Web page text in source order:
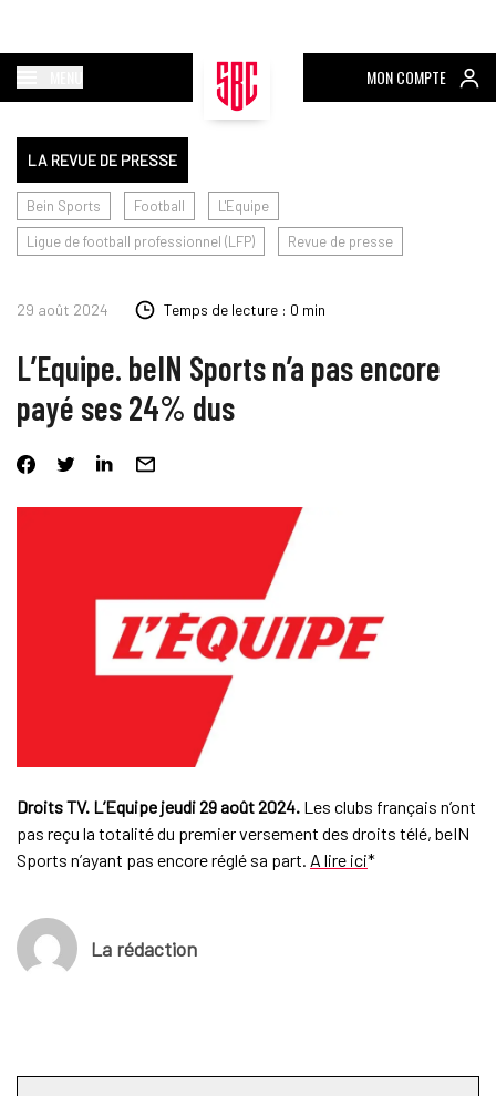
MON COMPTE
LA REVUE DE PRESSE
Bein Sports Football
L'Equipe
Ligue de football professionnel (LFP)
Revue de presse
29 août 2024 Temps de lecture : 0 min
L’Equipe. beIN Sports n’a pas encore
payé ses 24% dus
Droits TV. L’Equipe jeudi 29 août 2024. Les clubs français n’ont
pas reçu la totalité du premier versement des droits télé, beIN
Sports n’ayant pas encore réglé sa part. A lire ici*
La rédaction